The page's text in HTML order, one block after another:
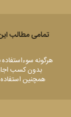
تمامی مطالب
هرگونه
بدون کسب
همچنین